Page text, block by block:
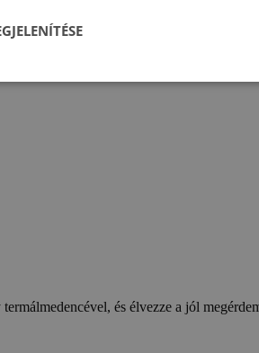
és élvezze a jól